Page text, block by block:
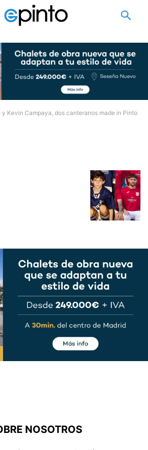
Kevin Campaya, dos canteranos made in Pinto
NOSOTROS